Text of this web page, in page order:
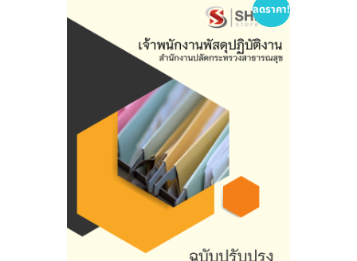
options
may
be
the
product
page
ลดราคา!